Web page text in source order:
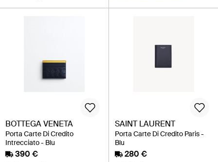
BOTTEGA VENETA
Porta Carte Di Credito
Intrecciato - Blu
390 €
SAINT LAURENT
Porta Carte Di Credito Paris -
Blu
280 €